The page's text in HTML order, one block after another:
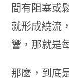
間有阻塞或
就形成繞流
響，那就是
那麼，到底